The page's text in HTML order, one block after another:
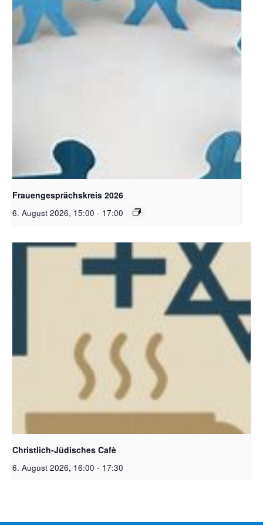
Bildquelle Pixabay
Frauengesprächskreis 2026
6. August 2026, 15:00 - 17:00
Christlich-Jüdisches Cafè
6. August 2026, 16:00 - 17:30